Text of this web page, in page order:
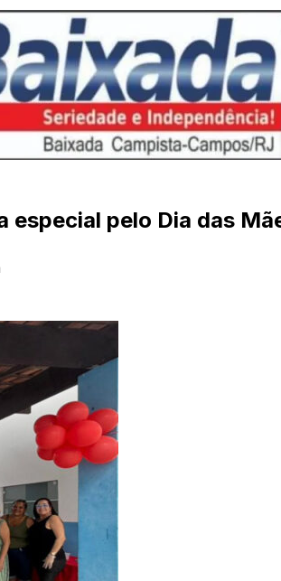
especial pelo Dia das